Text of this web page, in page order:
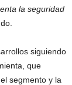
la seguridad
siguiendo
que
segmento y la